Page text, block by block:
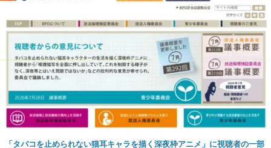
「タバコを止められない猫耳キャラを描く深夜枠アニメ」に視聴者の一部